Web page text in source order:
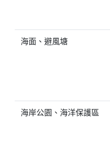
海面、避風塘
海岸公園、海洋保護區